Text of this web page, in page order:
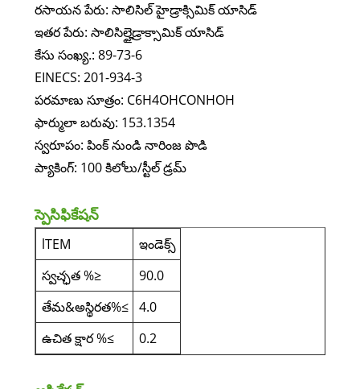
రసాయన పేరు: సాలిసిల్ హైడ్రాక్సిమిక్ యాసిడ్
ఇతర పేరు: సాలిసిల్హైడ్రాక్సామిక్ యాసిడ్
కేసు సంఖ్య.: 89-73-6
EINECS: 201-934-3
పరమాణు సూత్రం: C6H4OHCONHOH
ఫార్ములా బరువు: 153.1354
స్వరూపం: పింక్ నుండి నారింజ పొడి
ప్యాకింగ్: 100 కిలోలు/స్టీల్ డ్రమ్
స్పెసిఫికేషన్
lTEM
ఇండెక్స్
స్వచ్ఛత %≥
90.0
తేమ&అస్థిరత%≤
4.0
ఉచిత క్షార %≤
0.2